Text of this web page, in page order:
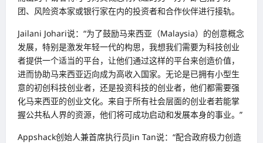
团、风险资本家或银行家在内的投资者和合作伙伴进行接轨。
Jailani Johari说：“为了鼓励马来西亚（Malaysia）的创意概念
发展，特别是激发年轻一代的构思，我想我们需要为科技创业
者提供一个适当的平台，让他们通过这样的平台来创造价值，
进而协助马来西亚迈向成为高收入国家。无论是已拥有小型生
意的初创科技创业者，还是投资科技的创业者，他们都需要强
化马来西亚的创业文化。来自于所有社会层面的创业者若能掌
握公共私人界的资源，他们将可成功启动和发展本身的事业。”
Appshack创始人兼首席执行员Jin Tan说：“配合政府极力创造